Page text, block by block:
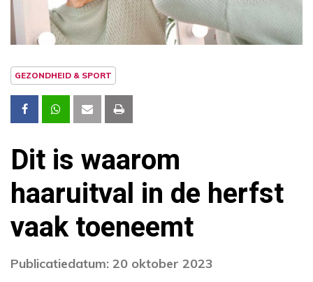
GEZONDHEID & SPORT
Dit is waarom
haaruitval in de herfst
vaak toeneemt
Publicatiedatum: 20 oktober 2023